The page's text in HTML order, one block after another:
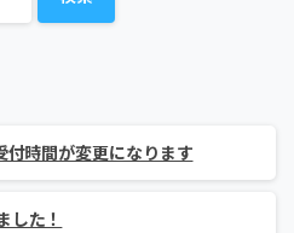
時間が変更になります
した！